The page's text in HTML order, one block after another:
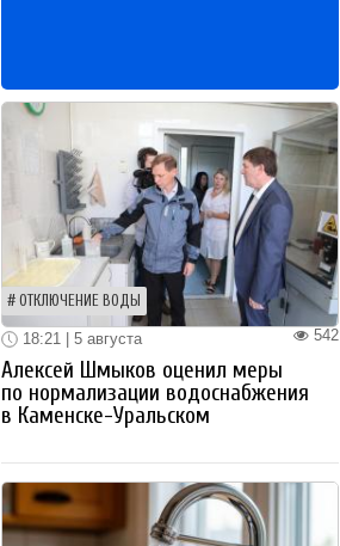
ОТКЛЮЧЕНИЕ ВОДЫ
542
18:21 | 5 августа
Алексей Шмыков оценил меры
по нормализации водоснабжения
в Каменске-Уральском